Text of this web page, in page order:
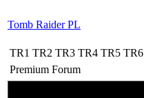
Tomb Raider PL
TR1 TR2 TR3 TR4 TR5 TR6
Premium Forum